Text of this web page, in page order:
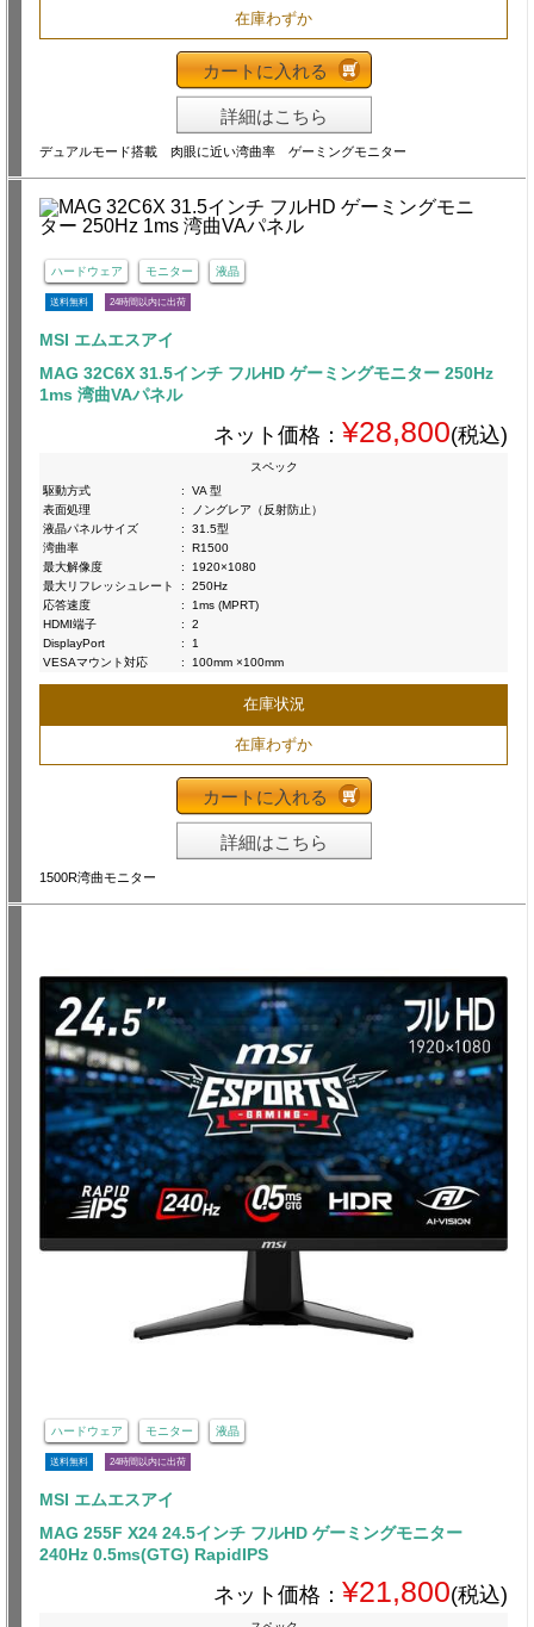
在庫わずか
カートに入れる
詳細はこちら
デュアルモード搭載 肉眼に近い湾曲率 ゲーミングモニター
ハードウェア モニター 液晶
送料無料 24時間以内に出荷
MSI エムエスアイ
MAG 32C6X 31.5インチ フルHD ゲーミングモニター 250Hz
1ms 湾曲VAパネル
ネット価格： ¥28,800(税込)
スペック
駆動方式
:
VA 型
表面処理
:
ノングレア（反射防止）
液晶パネルサイズ
:
31.5型
湾曲率
:
R1500
最大解像度
:
1920×1080
最大リフレッシュレート
:
250Hz
応答速度
:
1ms (MPRT)
HDMI端子
:
2
DisplayPort
:
1
VESAマウント対応
: 100mm ×100mm
在庫状況
在庫わずか
カートに入れる
詳細はこちら
1500R湾曲モニター
ハードウェア モニター 液晶
送料無料 24時間以内に出荷
MSI エムエスアイ
MAG 255F X24 24.5インチ フルHD ゲーミングモニター
240Hz 0.5ms(GTG) RapidIPS
ネット価格： ¥21,800(税込)